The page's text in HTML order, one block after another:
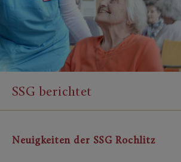
SSG berichtet
Neuigkeiten der SSG Rochlitz